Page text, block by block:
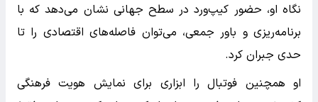
نگاه او، حضور کیپ‌ورد در سطح جهانی نشان می‌دهد که با
برنامه‌ریزی و باور جمعی، می‌توان فاصله‌های اقتصادی را تا
حدی جبران کرد.
او همچنین فوتبال را ابزاری برای نمایش هویت فرهنگی